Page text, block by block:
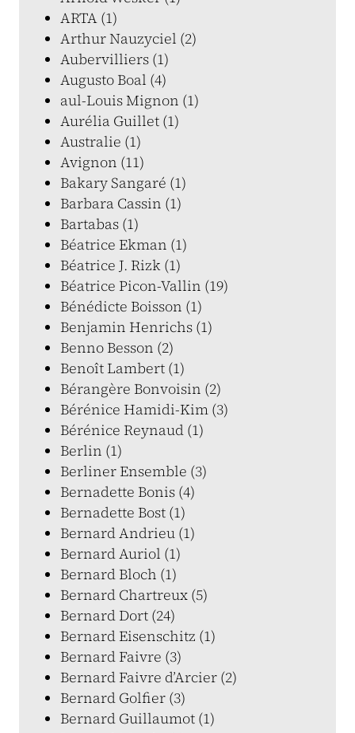
ARTA (1)
Arthur Nauzyciel (2)
Aubervilliers (1)
Augusto Boal (4)
aul-Louis Mignon (1)
Aurélia Guillet (1)
Australie (1)
Avignon (11)
Bakary Sangaré (1)
Barbara Cassin (1)
Bartabas (1)
Béatrice Ekman (1)
Béatrice J. Rizk (1)
Béatrice Picon-Vallin (19)
Bénédicte Boisson (1)
Benjamin Henrichs (1)
Benno Besson (2)
Benoît Lambert (1)
Bérangère Bonvoisin (2)
Bérénice Hamidi-Kim (3)
Bérénice Reynaud (1)
Berlin (1)
Berliner Ensemble (3)
Bernadette Bonis (4)
Bernadette Bost (1)
Bernard Andrieu (1)
Bernard Auriol (1)
Bernard Bloch (1)
Bernard Chartreux (5)
Bernard Dort (24)
Bernard Eisenschitz (1)
Bernard Faivre (3)
Bernard Faivre d’Arcier (2)
Bernard Golfier (3)
Bernard Guillaumot (1)